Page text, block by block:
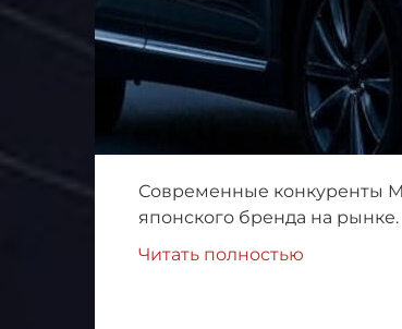
Современные конкуренты
японского бренда на рынке.
Читать полностью